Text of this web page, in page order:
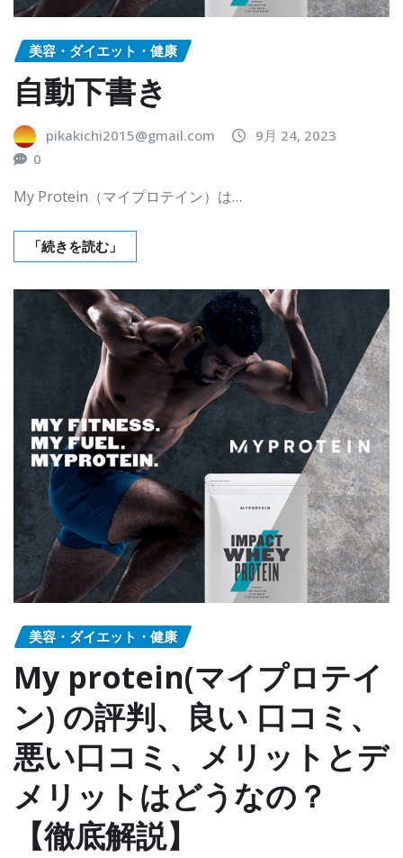
美容・ダイエット・健康
自動下書き
pikakichi2015@gmail.com
9月 24, 2023
0
My Protein（マイプロテイン）は…
「続きを読む」
美容・ダイエット・健康
My protein(マイプロテイ
ン) の評判、良い 口コミ、
悪い口コミ、メリットとデ
メリットはどうなの？
【徹底解説】